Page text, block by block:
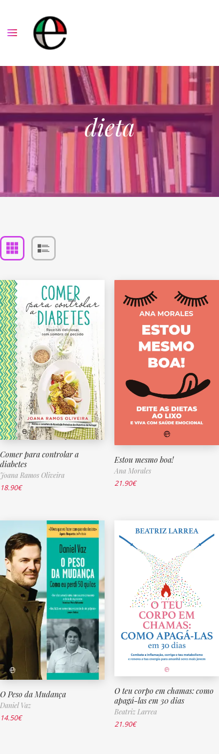
dieta
Comer para controlar a
diabetes
Joana Ramos Oliveira
18.90€
Estou mesmo boa!
Ana Morales
21.90€
O Peso da Mudança
Daniel Vaz
14.50€
O teu corpo em chamas: como
apagá-las em 30 dias
Beatriz Larrea
21.90€